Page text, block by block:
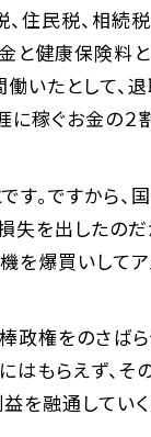
住民税、相続
と健康保険料
いたとして、
に稼ぐお金の
。ですから、
を出したのだ
を爆買いして
政権をのさば
もらえず、そ
融通していく